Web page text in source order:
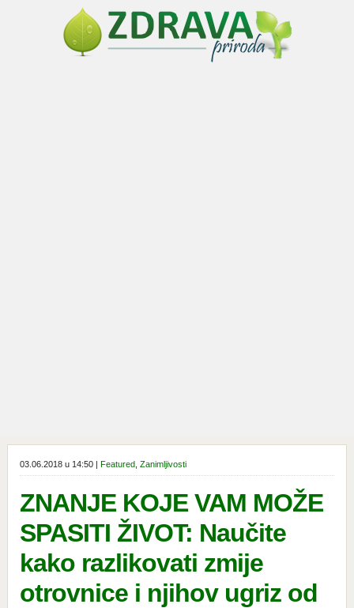
03.06.2018 u 14:50 | Featured, Zanimljivosti
ZNANJE KOJE VAM MOŽE
SPASITI ŽIVOT: Naučite
kako razlikovati zmije
otrovnice i njihov ugriz od